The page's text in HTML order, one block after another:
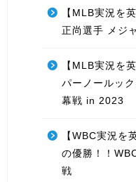
【MLB実況を
正尚選手 メジ
【MLB実況を
パーノールッ
幕戦 in 2023
【WBC実況を
の優勝！！
戦